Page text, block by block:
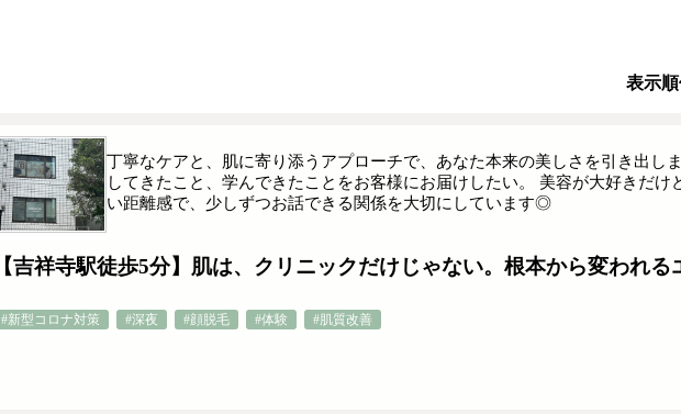
表示
【吉祥寺駅徒歩5分】肌は、クリニックだけじゃない。根本から変われる
#新型コロナ対策 #深夜 #顔脱毛 #体験 #肌質改善
丁寧なケアと、肌に寄り添うアプローチで、あなた本来の美しさを引き出
してきたこと、学んできたことをお客様にお届けしたい。 美容が大好きだ
い距離感で、少しずつお話できる関係を大切にしています◎